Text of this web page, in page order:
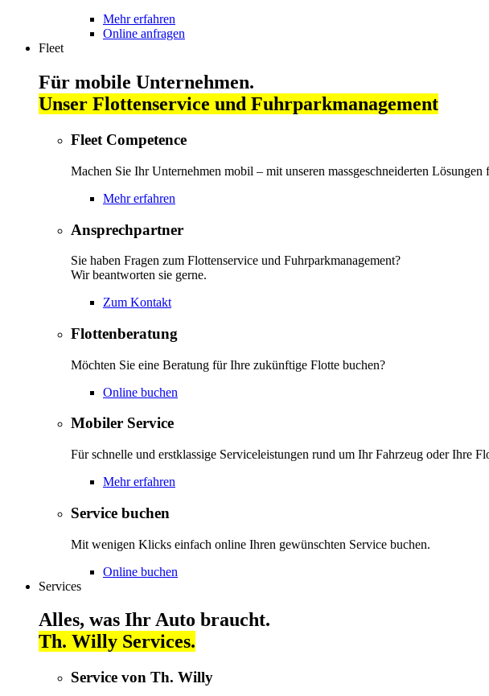
Mehr erfahren
Online anfragen
Fleet
Für mobile Unternehmen.
Unser Flottenservice und Fuhrparkmanagement
Fleet Competence
Machen Sie Ihr Unternehmen mobil – mit unseren massgeschneiderten
Mehr erfahren
Ansprechpartner
Sie haben Fragen zum Flottenservice und Fuhrparkmanagement?
Wir beantworten sie gerne.
Zum Kontakt
Flottenberatung
Möchten Sie eine Beratung für Ihre zukünftige Flotte buchen?
Online buchen
Mobiler Service
Für schnelle und erstklassige Serviceleistungen rund um Ihr Fahrzeug oder Ihre
Mehr erfahren
Service buchen
Mit wenigen Klicks einfach online Ihren gewünschten Service buchen.
Online buchen
Services
Alles, was Ihr Auto braucht.
Th. Willy Services.
Service von Th. Willy